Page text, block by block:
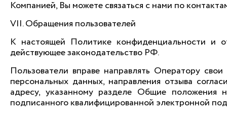
Компанией, Вы можете связаться с нами по
VII. Обращения пользователей
К настоящей Политике конфиденциальности и
действующее законодательство РФ.
Пользователи вправе направлять Оператору
персональных данных, направления отзыва
адресу, указанному разделе Общие положения
подписанного квалифицированной электронной